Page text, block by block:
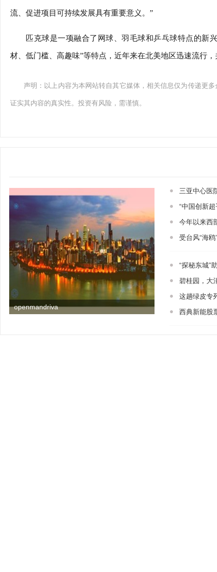
流、促进项目可持续发展具有重要意义。”
匹克球是一项融合了网球、羽毛球和乒乓球特点的新
材、低门槛、高趣味”等特点，近年来在北美地区迅速流行
声明：以上内容为本网站转自其它媒体，相关信息仅为传递更
证实其内容的真实性。投资有风险，需谨慎。
openmandriva
三亚中心医
“中国创新
今年以来西
受台风“海
“探秘东城”
碧桂园，大
这趟绿皮专
西典新能股